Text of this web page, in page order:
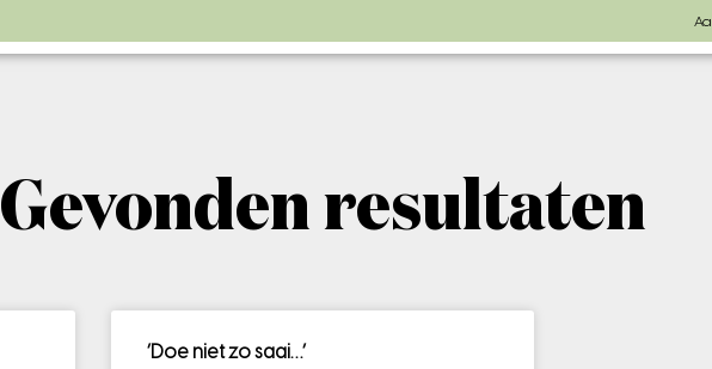
Gevonden resultaten
‘Doe niet zo saai…’